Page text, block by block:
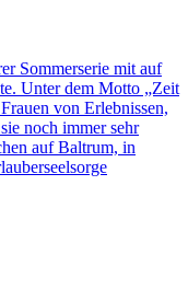
Sommerserie mit auf
Unter dem Motto „Zeit
von Erlebnissen,
noch immer sehr
auf Baltrum, in